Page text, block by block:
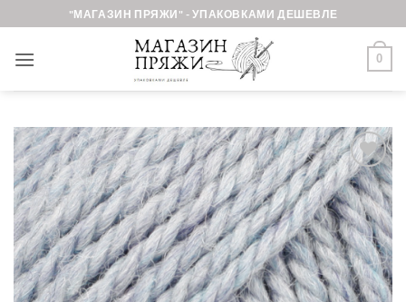
to
content
"МАГАЗИН ПРЯЖИ" - УПАКОВКАМИ ДЕШЕВЛЕ
0
Добавить в
избранное.